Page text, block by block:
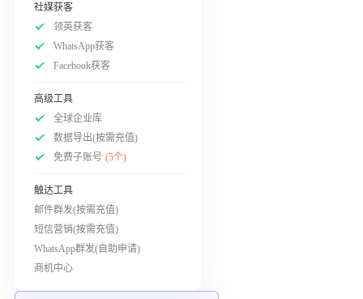
社媒获客
领英获客
WhatsApp获客
Facebook获客
高级工具
全球企业库
数据导出(按需充值)
免费子账号 (5个)
触达工具
邮件群发(按需充值)
短信营销(按需充值)
WhatsApp群发(自助申请)
商机中心